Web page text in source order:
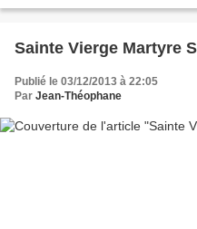
Sainte Vierge Martyre
Publié le 03/12/2013 à 22:05
Par Jean-Théophane